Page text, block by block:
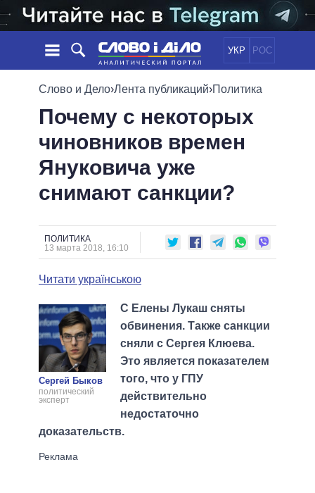
УКР РОС
НОВОСТИ
ЛЕНТА
СОБЫТИЯ
СТАТЬИ
МНЕНИЯ
ОБЗОРЫ
ДАЙДЖЕСТЫ
ПОЛИТИКА
ЭКОНОМИКА
ОБЩЕСТВО
ОБЕЩАНИЯ
ПОЛИТИКИ
ВСЕ ПОЛИТИКИ
ПРЕЗИДЕНТ И ОФИС
ВЕРХОВНАЯ РАДА
КАБИНЕТ МИНИСТРОВ
МЭРЫ
ВСЕ ПЕРСОНЫ
ИНФОГРАФИКА
ПОДДЕРЖАТЬ
СРАВНЕНИЕ ПОЛИТИКОВ
Слово и Дело›Лента публикаций›Политика
Почему с некоторых
чиновников времен
Януковича уже
снимают санкции?
ПОЛИТИКА
13 марта 2018, 16:10
Читати українською
Сергей Быков
политический
эксперт
С Елены Лукаш сняты
обвинения. Также санкции
сняли с Сергея Клюева.
Это является показателем
того, что у ГПУ
действительно
недостаточно
доказательств.